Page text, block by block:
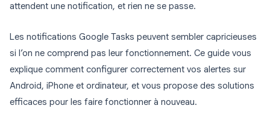
attendent une notification, et rien ne se passe.
Les notifications Google Tasks peuvent sembler capricieuses
si l’on ne comprend pas leur fonctionnement. Ce guide vous
explique comment configurer correctement vos alertes sur
Android, iPhone et ordinateur, et vous propose des solutions
efficaces pour les faire fonctionner à nouveau.